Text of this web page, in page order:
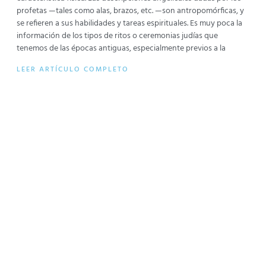
profetas —tales como alas, brazos, etc. —son antropomórficas, y
se refieren a sus habilidades y tareas espirituales. Es muy poca la
información de los tipos de ritos o ceremonias judías que
tenemos de las épocas antiguas, especialmente previos a la
LEER ARTÍCULO COMPLETO